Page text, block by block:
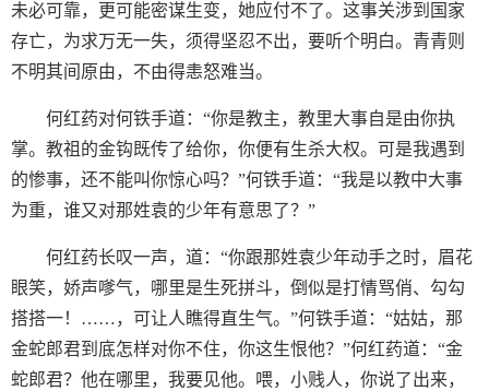
未必可靠，更可能密谋生变，她应付不了。这事关涉到国家
存亡，为求万无一失，须得坚忍不出，要听个明白。青青则
不明其间原由，不由得恚怒难当。
何红药对何铁手道：“你是教主，教里大事自是由你执
掌。教祖的金钩既传了给你，你便有生杀大权。可是我遇到
的惨事，还不能叫你惊心吗？”何铁手道：“我是以教中大事
为重，谁又对那姓袁的少年有意思了？”
何红药长叹一声，道：“你跟那姓袁少年动手之时，眉花
眼笑，娇声嗲气，哪里是生死拼斗，倒似是打情骂俏、勾勾
搭搭一！……，可让人瞧得直生气。”何铁手道：“姑姑，那
金蛇郎君到底怎样对你不住，你这生恨他？”何红药道：“金
蛇郎君？他在哪里，我要见他。喂，小贱人，你说了出来，